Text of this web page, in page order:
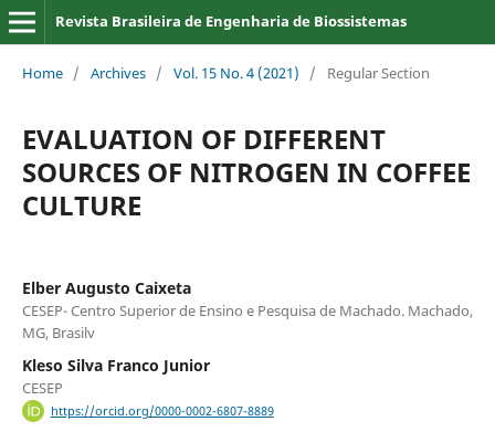
Revista Brasileira de Engenharia de Biossistemas
Home / Archives / Vol. 15 No. 4 (2021) / Regular Section
EVALUATION OF DIFFERENT
SOURCES OF NITROGEN IN COFFEE
CULTURE
Elber Augusto Caixeta
CESEP- Centro Superior de Ensino e Pesquisa de Machado. Machado,
MG, Brasilv
Kleso Silva Franco Junior
CESEP
https://orcid.org/0000-0002-6807-8889